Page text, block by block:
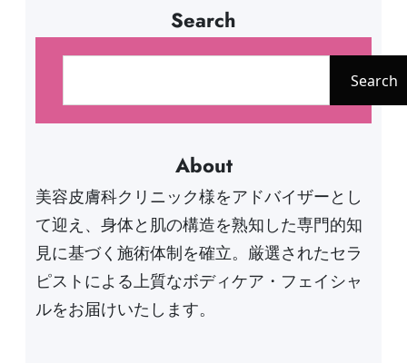
Search
Search
About
美容皮膚科クリニック様をアドバイザーとし
て迎え、身体と肌の構造を熟知した専門的知
見に基づく施術体制を確立。厳選されたセラ
ピストによる上質なボディケア・フェイシャ
ルをお届けいたします。